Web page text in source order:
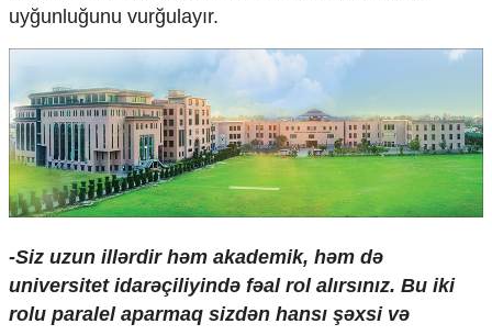
uyğunluğunu vurğulayır.
-Siz uzun illərdir həm akademik, həm də
universitet idarəçiliyində fəal rol alırsınız. Bu iki
rolu paralel aparmaq sizdən hansı şəxsi və